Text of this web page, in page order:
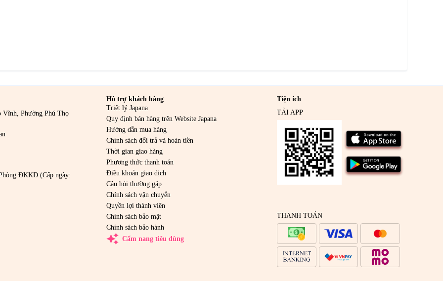
Vĩnh, Phường Phú Thọ
ĐKKD (Cấp ngày:
Hỗ trợ khách hàng
Triết lý Japana
Quy định bán hàng trên Website Japana
Hướng dẫn mua hàng
Chính sách đổi trả và hoàn tiền
Thời gian giao hàng
Phương thức thanh toán
Điều khoản giao dịch
Câu hỏi thường gặp
Chính sách vận chuyển
Quyền lợi thành viên
Chính sách bảo mật
Chính sách bảo hành
auto_awesome Cẩm nang tiêu dùng
Tiện ích
TẢI APP
THANH TOÁN